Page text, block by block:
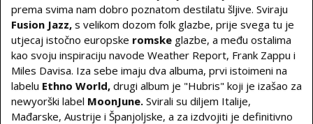
prema svima nam dobro poznatom destilatu šljive. Sviraju
Fusion Jazz, s velikom dozom folk glazbe, prije svega tu je
utjecaj istočno europske romske glazbe, a među ostalima
kao svoju inspiraciju navode Weather Report, Frank Zappu i
Miles Davisa. Iza sebe imaju dva albuma, prvi istoimeni na
labelu Ethno World, drugi album je "Hubris" koji je izašao za
newyorški label MoonJune. Svirali su diljem Italije,
Mađarske, Austrije i Španjoljske, a za izdvojiti je definitivno